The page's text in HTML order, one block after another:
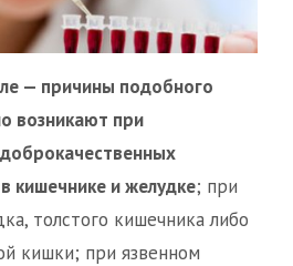
— причины подобного
возникают при
кишечнике и желудке; при
толстого кишечника либо
кишки; при язвенном